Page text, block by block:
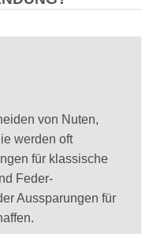
von Nuten,
werden oft
für klassische
Feder-
Aussparungen für